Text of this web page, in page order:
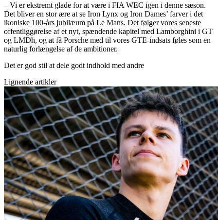
– Vi er ekstremt glade for at være i FIA WEC igen i denne sæson.
Det bliver en stor ære at se Iron Lynx og Iron Dames’ farver i det
ikoniske 100-års jubilæum på Le Mans. Det følger vores seneste
offentliggørelse af et nyt, spændende kapitel med Lamborghini i GT
og LMDh, og at få Porsche med til vores GTE-indsats føles som en
naturlig forlængelse af de ambitioner.
Det er god stil at dele godt indhold med andre
Lignende artikler